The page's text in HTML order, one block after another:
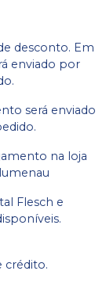
desconto. Em
enviado por
será enviado
na loja
Flesch e
crédito.